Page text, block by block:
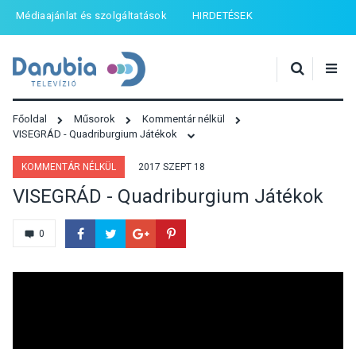
Médiaajánlat és szolgáltatások HIRDETÉSEK
Főoldal Műsorok
Kommentár nélkül
VISEGRÁD - Quadriburgium Játékok
KOMMENTÁR NÉLKÜL 2017 SZEPT 18
VISEGRÁD - Quadriburgium Játékok
0